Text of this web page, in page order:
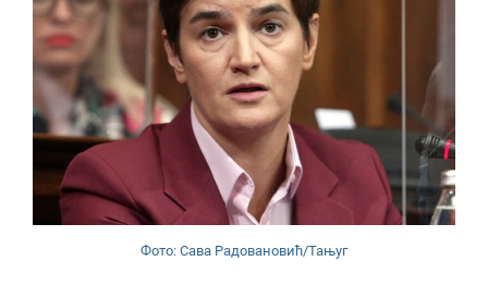
Фото: Сава Радовановић/Тањуг